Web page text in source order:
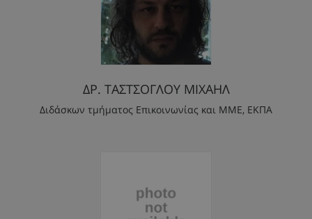
ΔΡ. ΤΑΣΤΣΟΓΛΟΥ ΜΙΧΑΗΛ
Διδάσκων τμήματος Επικοινωνίας και ΜΜΕ, ΕΚΠΑ